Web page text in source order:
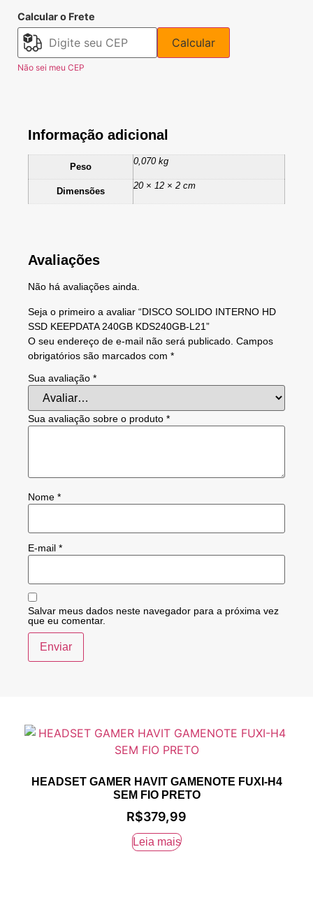
Calcular o Frete
Calcular
Não sei meu CEP
Informação adicional
Peso
0,070 kg
Dimensões
20 × 12 × 2 cm
Avaliações
Não há avaliações ainda.
Seja o primeiro a avaliar “DISCO SOLIDO INTERNO HD
SSD KEEPDATA 240GB KDS240GB-L21”
O seu endereço de e-mail não será publicado. Campos
obrigatórios são marcados com *
Sua avaliação *
Sua avaliação sobre o produto *
Nome *
E-mail *
Salvar meus dados neste navegador para a próxima vez
que eu comentar.
HEADSET GAMER HAVIT GAMENOTE FUXI-H4
SEM FIO PRETO
R$379,99
Leia mais